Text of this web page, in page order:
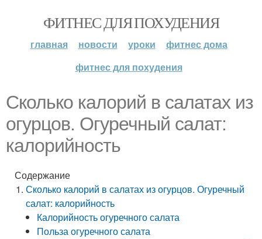
ФИТНЕС ДЛЯ ПОХУДЕНИЯ
главная новости уроки
фитнес дома
фитнес для похудения
Сколько калорий в салатах из
огурцов. Огуречный салат:
калорийность
Содержание
Сколько калорий в салатах из огурцов. Огуречный
салат: калорийность
Калорийность огуречного салата
Польза огуречного салата